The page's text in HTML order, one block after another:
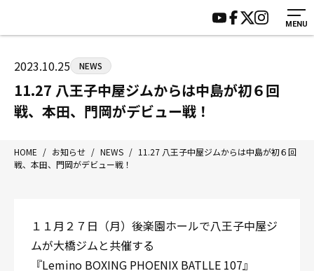
MENU
〒192-0072 東京都八王子市南町3-8 第2原嶋ビル1F
Tel/Fax：042-622-7222
HOME
ジムについて
トレーニング
アマ・スパー各大会・キッズ
入会案内
見学・1日体験
施設紹介
会員様の声
よくあるご質問
サポーター募集
2023.10.25 NEWS
11.27 八王子中屋ジムからは中島が初６回
戦、本田、門岡がデビュー戦！
HOME / お知らせ / NEWS / 11.27 八王子中屋ジムからは中島が初６回
戦、本田、門岡がデビュー戦！
１１月２７日（月）後楽園ホールで八王子中屋ジ
ムが大橋ジムと共催する
『Lemino BOXING PHOENIX BATLLE 107』